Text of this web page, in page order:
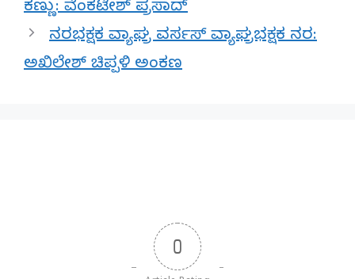
ಕಣ್ಣು: ವೆಂಕಟೇಶ್ ಪ್ರಸಾದ್
ನರಭಕ್ಷಕ ವ್ಯಾಘ್ರ ವರ್ಸಸ್ ವ್ಯಾಘ್ರಭಕ್ಷಕ ನರ:
ಅಖಿಲೇಶ್ ಚಿಪ್ಪಳಿ ಅಂಕಣ
0